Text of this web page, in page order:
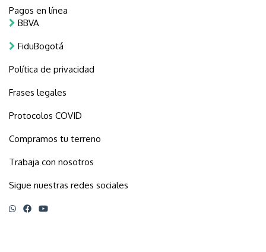
Pagos en línea
BBVA
FiduBogotá
Política de privacidad
Frases legales
Protocolos COVID
Compramos tu terreno
Trabaja con nosotros
Sigue nuestras redes sociales